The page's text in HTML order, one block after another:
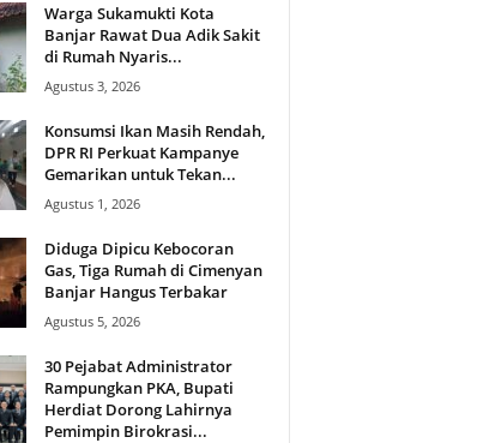
Warga Sukamukti Kota
Banjar Rawat Dua Adik Sakit
di Rumah Nyaris...
Agustus 3, 2026
Konsumsi Ikan Masih Rendah,
DPR RI Perkuat Kampanye
Gemarikan untuk Tekan...
Agustus 1, 2026
Diduga Dipicu Kebocoran
Gas, Tiga Rumah di Cimenyan
Banjar Hangus Terbakar
Agustus 5, 2026
30 Pejabat Administrator
Rampungkan PKA, Bupati
Herdiat Dorong Lahirnya
Pemimpin Birokrasi...